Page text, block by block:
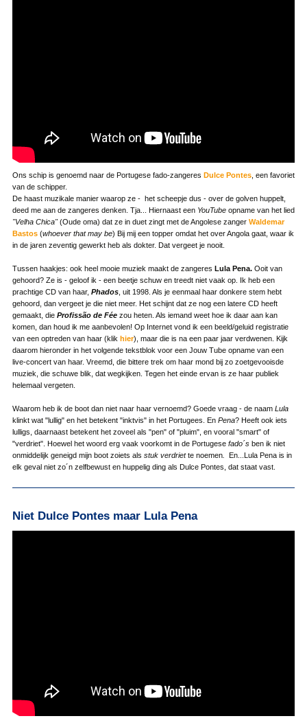
Ons schip is genoemd naar de Portugese fado-zangeres Dulce Pontes, een favoriet
van de schipper.
De haast muzikale manier waarop ze - het scheepje dus - over de golven huppelt,
deed me aan de zangeres denken. Tja... Hiernaast een YouTubeopname van het lied
"Velha Chica"(Oude oma) dat ze in duet zingt met de Angolese zanger Waldemar
Bastos(whoever that may be) Bij mij een topper omdat het over Angola gaat, waar ik
in de jaren zeventig gewerkt heb als dokter. Dat vergeet je nooit.
Tussen haakjes: ook heel mooie muziek maakt de zangeres Lula Pena. Ooit van
gehoord? Ze is - geloof ik - een beetje schuw en treedt niet vaak op. Ik heb een
prachtige CD van haar, Phados, uit 1998. Als je eenmaal haar donkere stem hebt
gehoord, dan vergeet je die niet meer. Het schijnt dat ze nog een latere CD heeft
gemaakt, die Profissão de Féezou heten. Als iemand weet hoe ik daar aan kan
komen, dan houd ik me aanbevolen! Op Internet vond ik een beeld/geluid registratie
van een optreden van haar (klik hier), maar die is na een paar jaar verdwenen. Kijk
daarom hieronder in het volgende tekstblok voor een Jouw Tube opname van een
live-concert van haar. Vreemd, die bittere trek om haar mond bij zo zoetgevooisde
muziek, die schuwe blik, dat wegkijken. Tegen het einde ervan is ze haar publiek
helemaal vergeten.
Waarom heb ik de boot dan niet naar haar vernoemd? Goede vraag - de naam Lula
klinkt wat "lullig" en het betekent "inktvis" in het Portugees. En Pena? Heeft ook iets
lulligs, daarnaast betekent het zoveel als "pen" of "pluim", en vooral "smart" of
"verdriet". Hoewel het woord erg vaak voorkomt in de Portugese fado´s ben ik niet
onmiddelijk geneigd mijn boot zoiets als stuk verdriette noemen.
En...Lula Pena is in
elk geval niet zo´n zelfbewust en huppelig ding als Dulce Pontes, dat staat vast.
Niet Dulce Pontes maar Lula Pena